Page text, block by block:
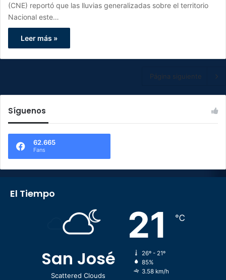
(CNE) reportó que las lluvias generalizadas sobre el territorio
Nacional este…
Leer más »
Página siguiente
Síguenos
62.665
Fans
El Tiempo
San José
Scattered Clouds
21 ℃
26º - 21º
85%
3.58 km/h